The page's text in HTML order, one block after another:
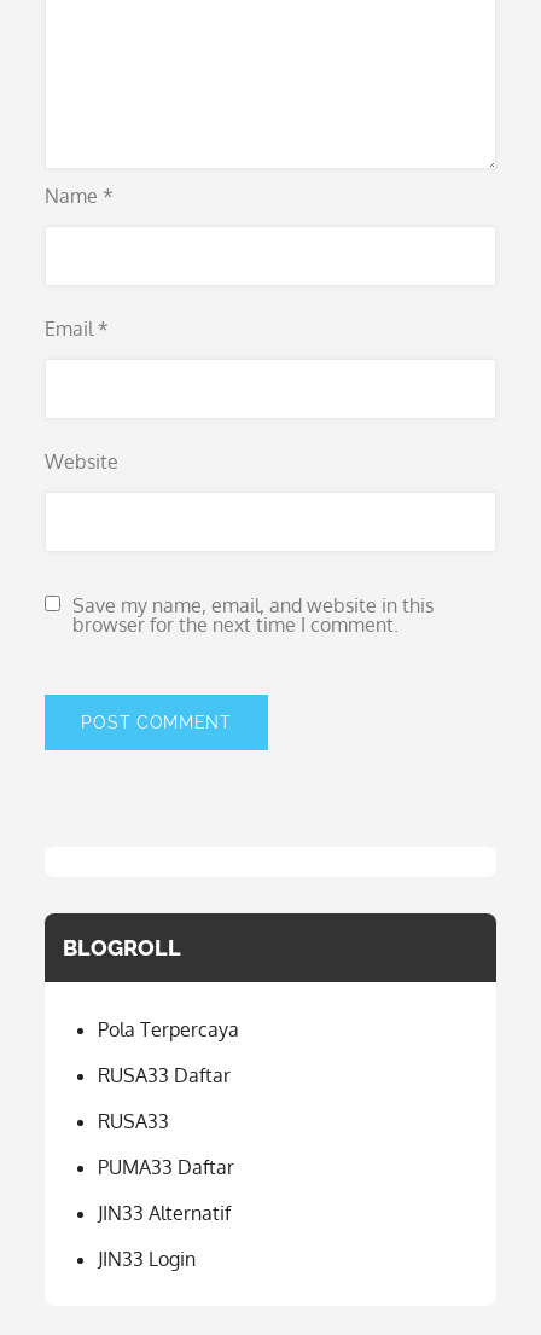
Name *
Email *
Website
Save my name, email, and website in this
browser for the next time I comment.
BLOGROLL
Pola Terpercaya
RUSA33 Daftar
RUSA33
PUMA33 Daftar
JIN33 Alternatif
JIN33 Login